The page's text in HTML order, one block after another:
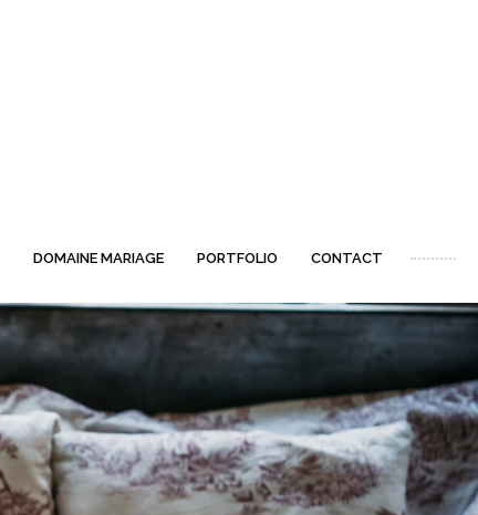
DOMAINE MARIAGE PORTFOLIO CONTACT